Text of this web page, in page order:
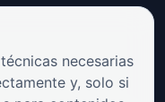
necesarias
y, solo si